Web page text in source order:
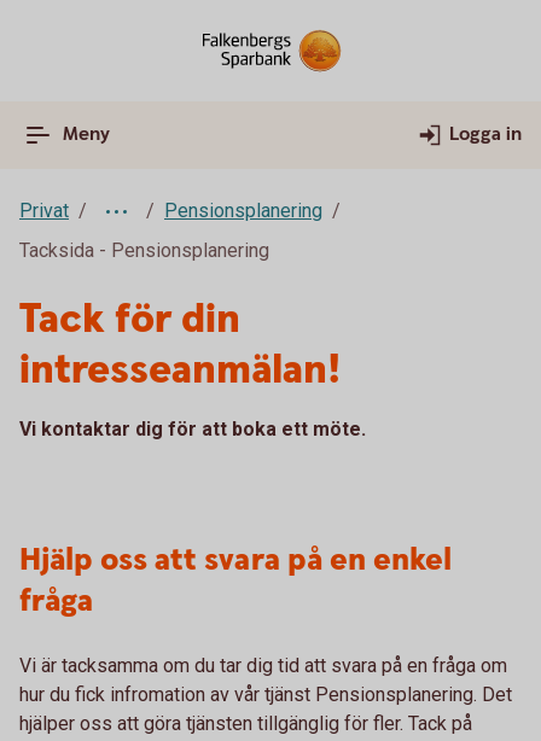
Meny Logga in
Privat
Pensionsplanering
Tacksida - Pensionsplanering
Tack för din
intresseanmälan!
Vi kontaktar dig för att boka ett möte.
Hjälp oss att svara på en enkel
fråga
Vi är tacksamma om du tar dig tid att svara på en fråga om
hur du fick infromation av vår tjänst Pensionsplanering. Det
hjälper oss att göra tjänsten tillgänglig för fler. Tack på